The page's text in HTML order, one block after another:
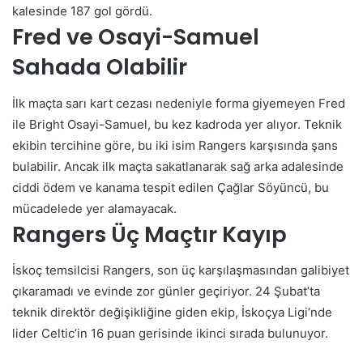
kalesinde 187 gol gördü.
Fred ve Osayi-Samuel
Sahada Olabilir
İlk maçta sarı kart cezası nedeniyle forma giyemeyen Fred
ile Bright Osayi-Samuel, bu kez kadroda yer alıyor. Teknik
ekibin tercihine göre, bu iki isim Rangers karşısında şans
bulabilir. Ancak ilk maçta sakatlanarak sağ arka adalesinde
ciddi ödem ve kanama tespit edilen Çağlar Söyüncü, bu
mücadelede yer alamayacak.
Rangers Üç Maçtır Kayıp
İskoç temsilcisi Rangers, son üç karşılaşmasından galibiyet
çıkaramadı ve evinde zor günler geçiriyor. 24 Şubat’ta
teknik direktör değişikliğine giden ekip, İskoçya Ligi’nde
lider Celtic’in 16 puan gerisinde ikinci sırada bulunuyor.